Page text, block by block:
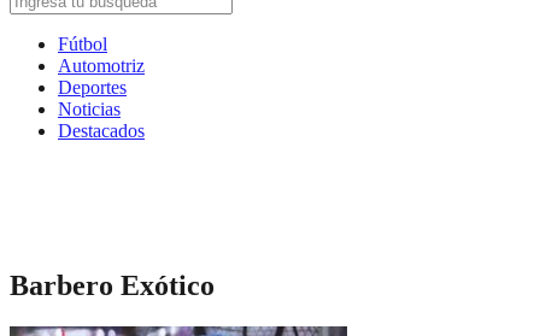
Fútbol
Automotriz
Deportes
Noticias
Destacados
Barbero Exótico